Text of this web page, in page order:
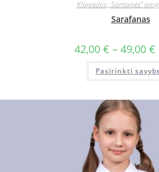
Klaipėdos „Santarvės“
Sarafanas
42,00 € – 49,00 €
Pasirinkti